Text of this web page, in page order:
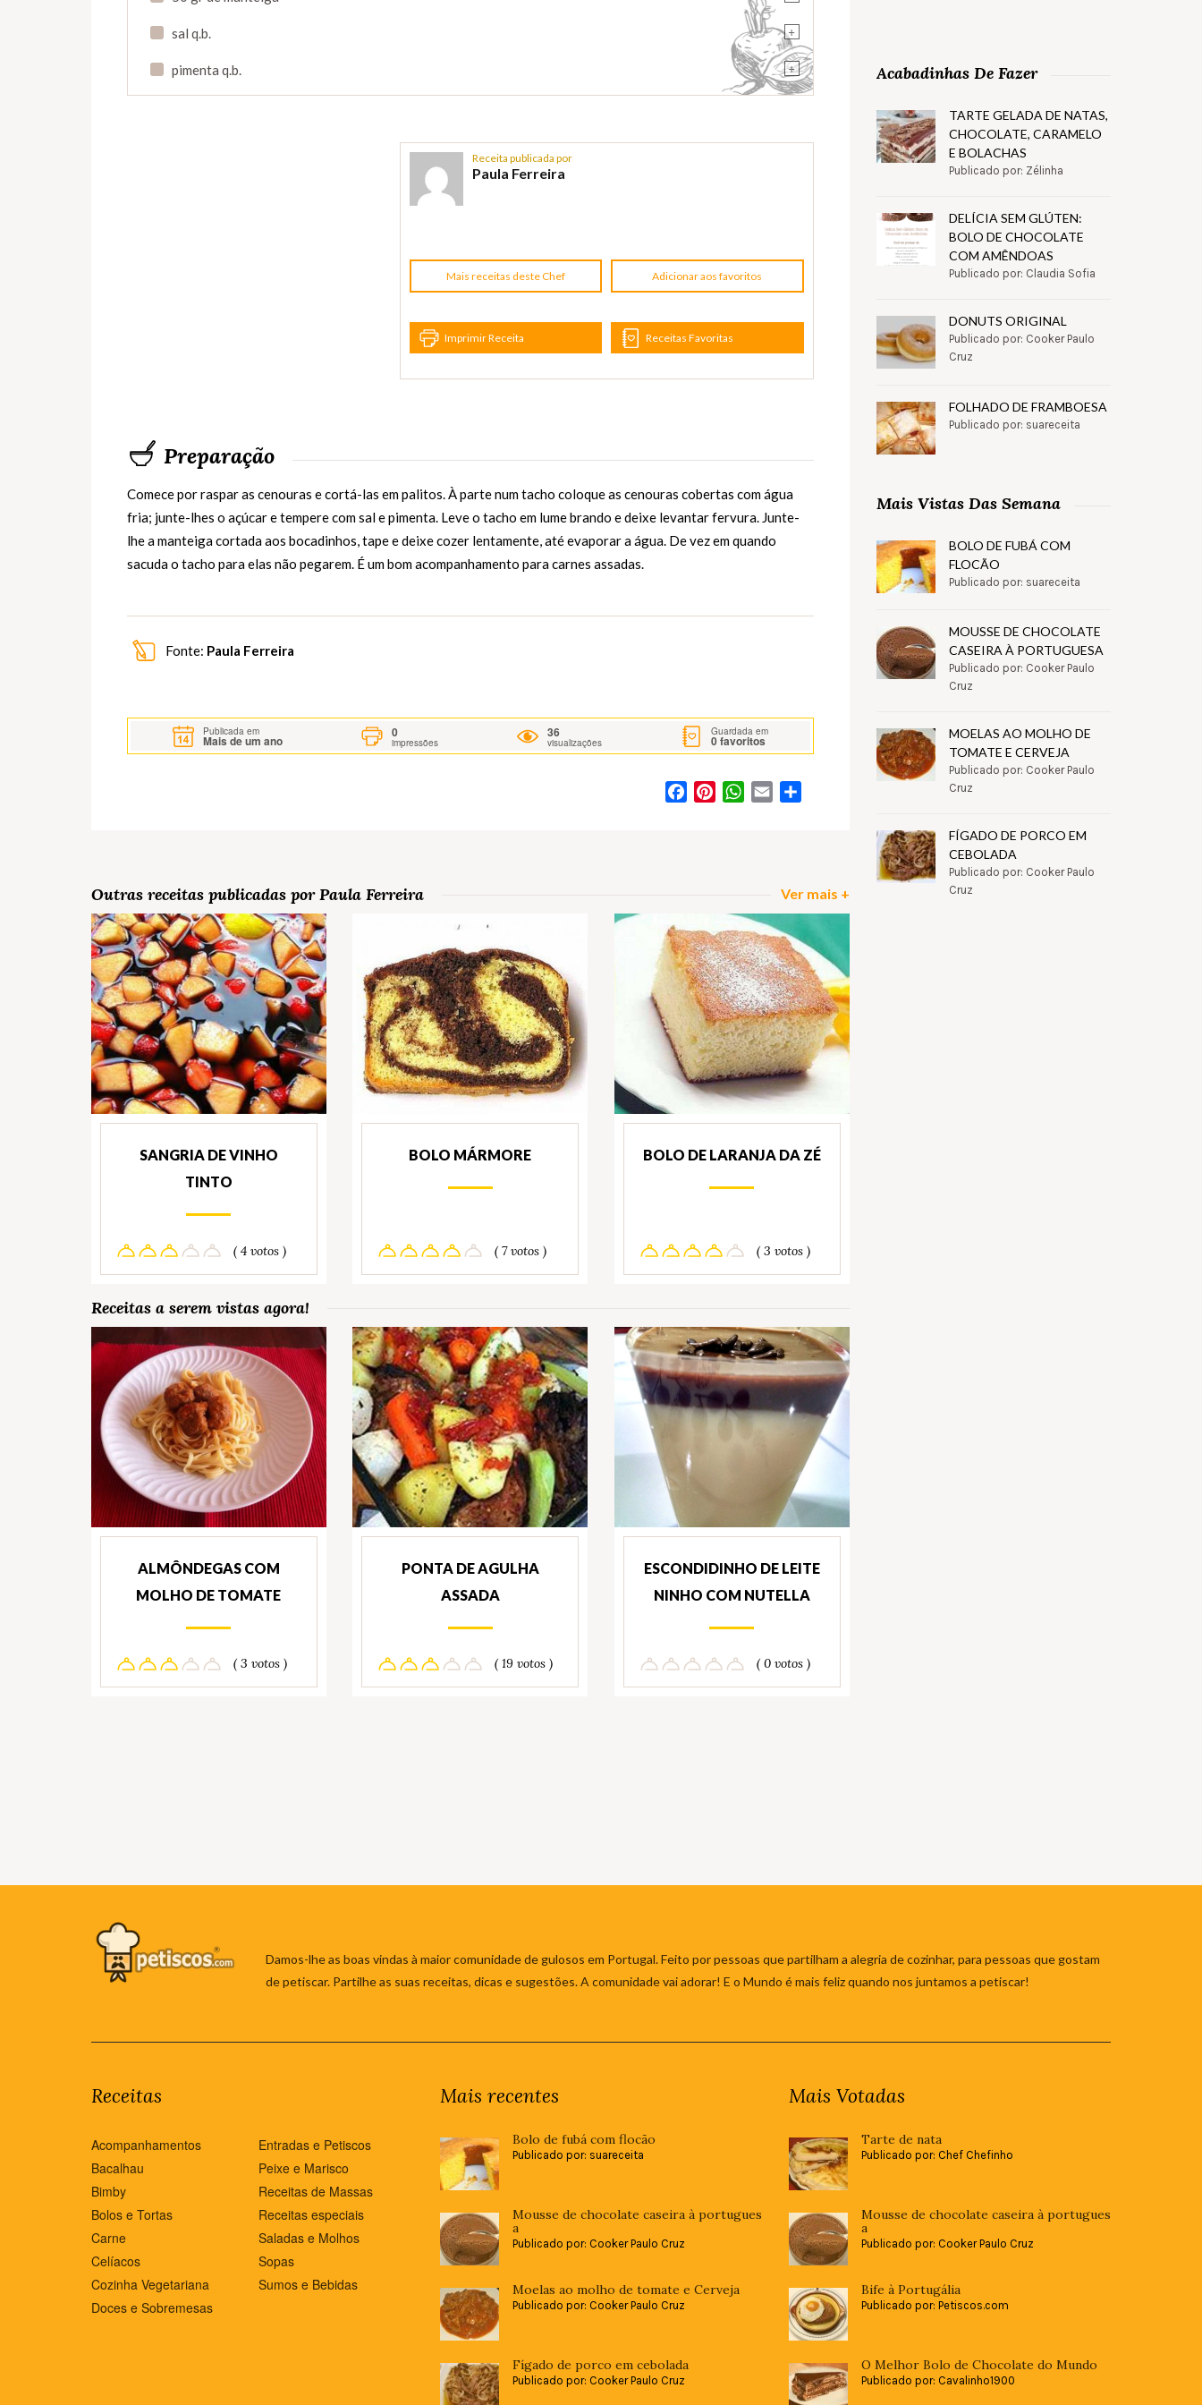
+
sal q.b.
+
pimenta q.b.
Receita publicada por
Paula Ferreira
Mais receitas deste Chef Adicionar aos favoritos
Imprimir Receita Receitas Favoritas
Preparação
Comece por raspar as cenouras e cortá-las em palitos. À parte num tacho coloque as cenouras cobertas com água
fria; junte-lhes o açúcar e tempere com sal e pimenta. Leve o tacho em lume brando e deixe levantar fervura. Junte-
lhe a manteiga cortada aos bocadinhos, tape e deixe cozer lentamente, até evaporar a água. De vez em quando
sacuda o tacho para elas não pegarem. É um bom acompanhamento para carnes assadas.
Fonte: Paula Ferreira
Publicada em
Mais de um ano
0
impressões
36
visualizações
Guardada em
0favoritos
FacebookPinterestWhatsApp
Email
Outras receitas publicadas por Paula Ferreira Ver mais +
SANGRIA DE VINHO
TINTO
( 4 votos )
BOLO MÁRMORE
( 7 votos )
BOLO DE LARANJA DA ZÉ
( 3 votos )
Receitas a serem vistas agora!
ALMÔNDEGAS COM
MOLHO DE TOMATE
( 3 votos )
PONTA DE AGULHA
ASSADA
( 19 votos )
ESCONDIDINHO DE LEITE
NINHO COM NUTELLA
( 0 votos )
Acabadinhas De Fazer
TARTE GELADA DE NATAS,
CHOCOLATE, CARAMELO
E BOLACHAS
Publicado por: Zélinha
DELÍCIA SEM GLÚTEN:
BOLO DE CHOCOLATE
COM AMÊNDOAS
Publicado por: Claudia Sofia
DONUTS ORIGINAL
Publicado por: Cooker Paulo
Cruz
FOLHADO DE FRAMBOESA
Publicado por: suareceita
Mais Vistas Das Semana
BOLO DE FUBÁ COM
FLOCÃO
Publicado por: suareceita
MOUSSE DE CHOCOLATE
CASEIRA À PORTUGUESA
Publicado por: Cooker Paulo
Cruz
MOELAS AO MOLHO DE
TOMATE E CERVEJA
Publicado por: Cooker Paulo
Cruz
FÍGADO DE PORCO EM
CEBOLADA
Publicado por: Cooker Paulo
Cruz
Damos-lhe as boas vindas à maior comunidade de gulosos em Portugal. Feito por pessoas que partilham a alegria de cozinhar, para pessoas que gostam
de petiscar. Partilhe as suas receitas, dicas e sugestões. A comunidade vai adorar! E o Mundo é mais feliz quando nos juntamos a petiscar!
Receitas
Acompanhamentos
Bacalhau
Bimby
Bolos e Tortas
Carne
Celíacos
Cozinha Vegetariana
Doces e Sobremesas
Entradas e Petiscos
Peixe e Marisco
Receitas de Massas
Receitas especiais
Saladas e Molhos
Sopas
Sumos e Bebidas
Mais recentes
Bolo de fubá com flocão
Publicado por: suareceita
Mousse de chocolate caseira à portugues
a
Publicado por: Cooker Paulo Cruz
Moelas ao molho de tomate e Cerveja
Publicado por: Cooker Paulo Cruz
Fígado de porco em cebolada
Publicado por: Cooker Paulo Cruz
Mais Votadas
Tarte de nata
Publicado por: Chef Chefinho
Mousse de chocolate caseira à portugues
a
Publicado por: Cooker Paulo Cruz
Bife à Portugália
Publicado por: Petiscos.com
O Melhor Bolo de Chocolate do Mundo
Publicado por: Cavalinho1900